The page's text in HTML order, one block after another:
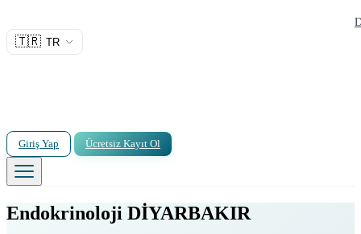
🇹🇷 TR
Giriş Yap Ücretsiz Kayıt Ol
Endokrinoloji DİYARBAKIR